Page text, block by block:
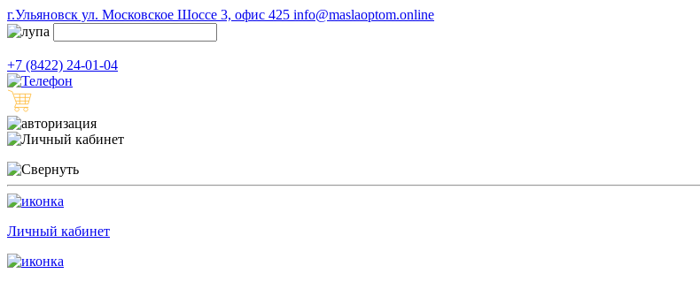
г.Ульяновск ул. Московское Шоссе 3, офис 425 info@maslaoptom.online
+7 (8422) 24-01-04
Личный кабинет